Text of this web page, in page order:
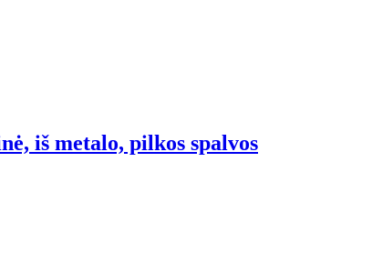
iš metalo, pilkos spalvos